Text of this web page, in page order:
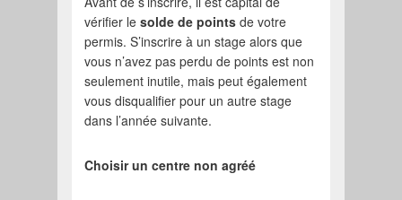
vérifier lesolde de points de votre
permis. S’inscrire à un stage alors que
vous n’avez pas perdu de points est non
seulement inutile, mais peut également
vous disqualifier pour un autre stage
dans l’année suivante.
Choisir un centre non agréé